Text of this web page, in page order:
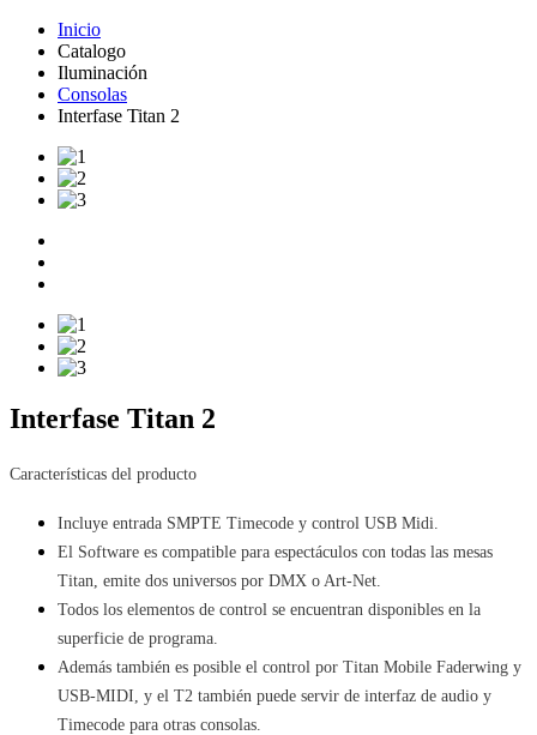
Inicio
Catalogo
Iluminación
Consolas
Interfase Titan 2
Interfase Titan 2
Características del producto
Incluye entrada SMPTE Timecode y control USB Midi.
El Software es compatible para espectáculos con todas las mesas
Titan, emite dos universos por DMX o Art-Net.
Todos los elementos de control se encuentran disponibles en la
superficie de programa.
Además también es posible el control por Titan Mobile Faderwing y
USB-MIDI, y el T2 también puede servir de interfaz de audio y
Timecode para otras consolas.